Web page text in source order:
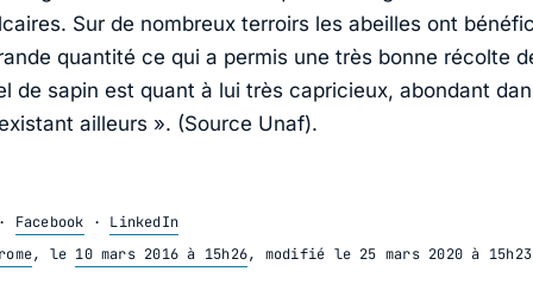
Sur de nombreux terroirs les abeilles ont
quantité ce qui a permis une très bonne récolte
de sapin est quant à lui très capricieux, abondant
ailleurs ». (Source Unaf).
Facebook · LinkedIn
, le 10 mars 2016 à 15h26, modifié le 25 mars 2020 à 15h23